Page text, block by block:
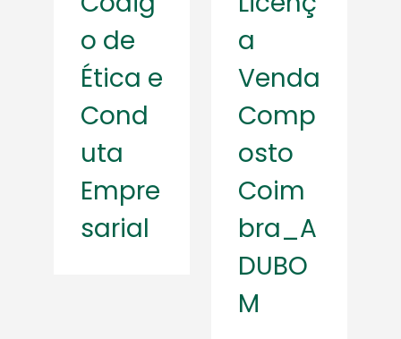
o de
Ética e
Cond
uta
Empre
sarial
a
Venda
Comp
osto
Coim
bra_A
DUBO
M